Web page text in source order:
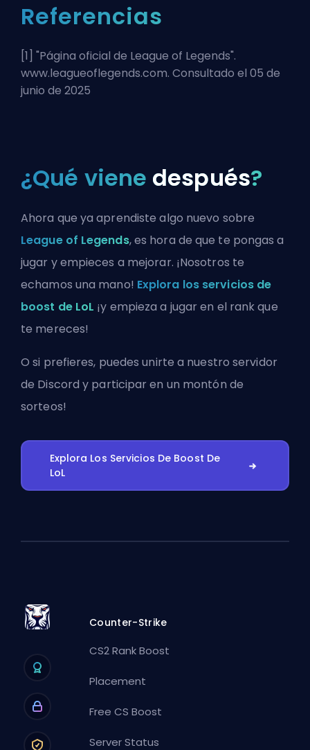
Referencias
[1] "Página oficial de League of Legends".
www.leagueoflegends.com. Consultado el 05 de
junio de 2025
¿Qué viene después?
Ahora que ya aprendiste algo nuevo sobre
League of Legends, es hora de que te pongas a
jugar y empieces a mejorar. ¡Nosotros te
echamos una mano! Explora los servicios de
boost de LoL ¡y empieza a jugar en el rank que
te mereces!
O si prefieres, puedesunirte a nuestro servidor
de Discord y participar en un montón de
sorteos!
Explora Los Servicios De Boost De
LoL
Counter-Strike
CS2 Rank Boost
Placement
Free CS Boost
Server Status